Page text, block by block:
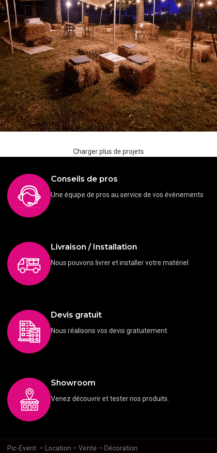
Barnums Chapiteaux Communion
Charger plus de projets
Conseils de pros
Une équipe de pros au service de vos évènements
Livraison / Installation
Nous pouvons livrer et installer votre matériel.
Devis gratuit
Nous réalisons vos devis gratuitement.
Showroom
Venez découvrir et tester nos produits.
Pic-Event – Location – Vente – Décoration